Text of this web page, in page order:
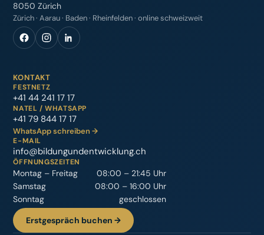
8050 Zürich
Zürich · Aarau · Baden · Rheinfelden · online schweizweit
KONTAKT
FESTNETZ
+41 44 241 17 17
NATEL / WHATSAPP
+41 79 844 17 17
WhatsApp schreiben →
E-MAIL
info@bildungundentwicklung.ch
ÖFFNUNGSZEITEN
Montag – Freitag
08:00 – 21:45 Uhr
Samstag
08:00 – 16:00 Uhr
Sonntag
geschlossen
Erstgespräch buchen →